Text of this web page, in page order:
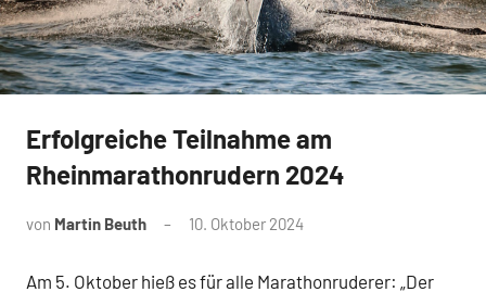
News
Erfolgreiche Teilnahme am
Rheinmarathonrudern 2024
von Martin Beuth 10. Oktober 2024
Am 5. Oktober hieß es für alle Marathonruderer: „Der